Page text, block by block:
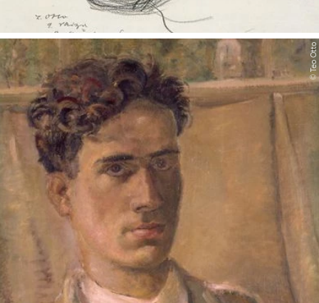
© Teo Otto